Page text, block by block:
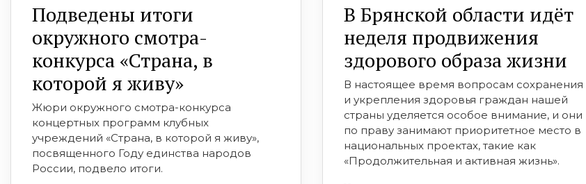
Подведены итоги
окружного смотра-
конкурса «Страна, в
которой я живу»
Жюри окружного смотра-конкурса
концертных программ клубных
учреждений «Страна, в которой я живу»,
посвященного Году единства народов
России, подвело итоги.
В Брянской области идёт
неделя продвижения
здорового образа жизни
В настоящее время вопросам сохранения
и укрепления здоровья граждан нашей
страны уделяется особое внимание, и они
по праву занимают приоритетное место в
национальных проектах, такие как
«Продолжительная и активная жизнь».